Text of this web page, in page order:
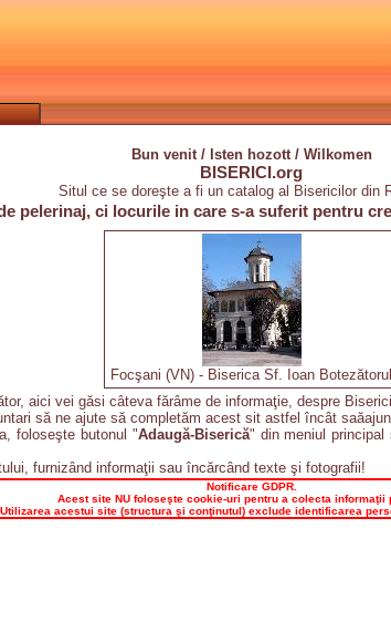
Bun venit / Isten hozott / Wilkomen
BISERICI.org
Situl ce se doreşte a fi un catalog al Bisericilor din
pelerinaj, ci locurile in care s-a suferit pentru
Focşani (VN) - Biserica Sf. Ioan Botezătorul
aici vei găsi câteva fărâme de informaţie, despre
să ne ajute să completăm acest sit astfel încât
foloseşte butonul "Adaugă-Biserică" din meniul principal
furnizând informaţii sau încărcând texte şi fotografii!
Notificare GDPR.
Acest site NU foloseşte cookie-uri pentru a colecta informaţii
Utilizarea acestui site (structura şi conţinutul) exclude identificarea